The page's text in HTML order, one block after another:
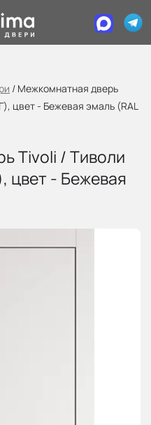
/ Межкомнатная дверь
цвет - Бежевая эмаль (RAL
Tivoli / Тиволи
цвет - Бежевая